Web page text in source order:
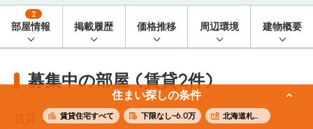
住まい探しの条件
賃貸住宅すべて 下限なし~6.0万 北海道札幌市北区
部屋情報
2
掲載履歴 価格推移 周辺環境 建物概要
募集中の部屋 (賃貸2件)
2 件